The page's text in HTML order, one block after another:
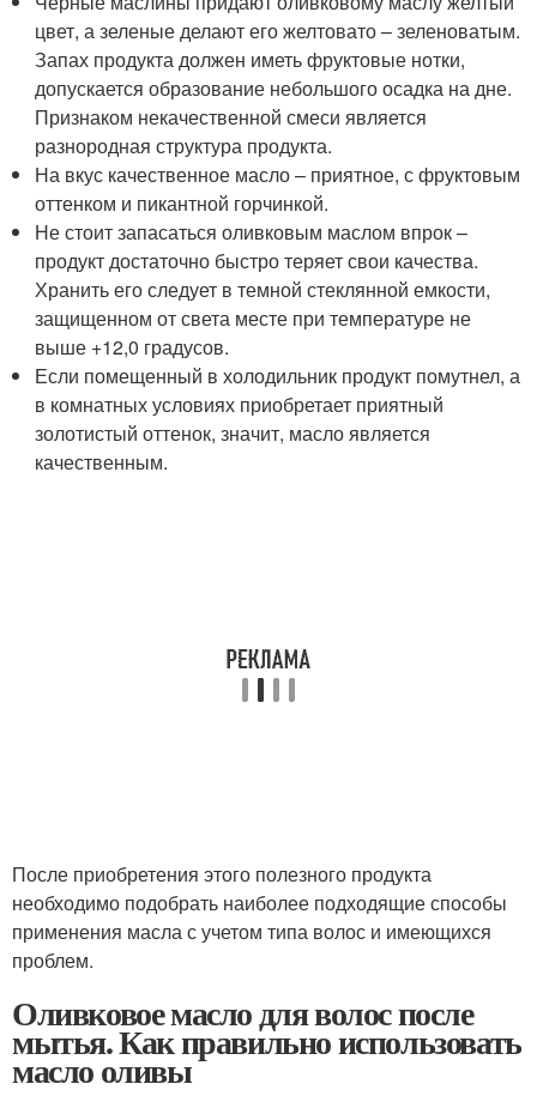
цвет, а зеленые делают его желтовато – зеленоватым.
Запах продукта должен иметь фруктовые нотки,
допускается образование небольшого осадка на дне.
Признаком некачественной смеси является
разнородная структура продукта.
На вкус качественное масло – приятное, с фруктовым
оттенком и пикантной горчинкой.
Не стоит запасаться оливковым маслом впрок –
продукт достаточно быстро теряет свои качества.
Хранить его следует в темной стеклянной емкости,
защищенном от света месте при температуре не
выше +12,0 градусов.
Если помещенный в холодильник продукт помутнел, а
в комнатных условиях приобретает приятный
золотистый оттенок, значит, масло является
качественным.
После приобретения этого полезного продукта
необходимо подобрать наиболее подходящие способы
применения масла с учетом типа волос и имеющихся
проблем.
Оливковое масло для волос после
мытья. Как правильно использовать
масло оливы